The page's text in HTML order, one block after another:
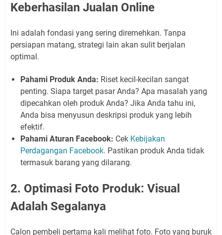
Keberhasilan Jualan Online
Ini adalah fondasi yang sering diremehkan. Tanpa
persiapan matang, strategi lain akan sulit berjalan
optimal.
Pahami Produk Anda: Riset kecil-kecilan sangat
penting. Siapa target pasar Anda? Apa masalah yang
dipecahkan oleh produk Anda? Jika Anda tahu ini,
Anda bisa menyusun deskripsi produk yang lebih
efektif.
Pahami Aturan Facebook: Cek Kebijakan
Perdagangan Facebook. Pastikan produk Anda tidak
termasuk barang yang dilarang.
2. Optimasi Foto Produk: Visual
Adalah Segalanya
Calon pembeli pertama kali melihat foto. Foto yang buruk